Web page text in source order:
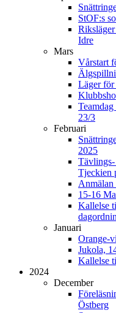
StOF:s
Idre
Mars
Vårstart
Läger för
23/3
Februari
2025
Tjeckien
Anmälan
15-16
Kallelse
Januari
Orange-
Jukola,
Kallelse
2024
December
Östberg